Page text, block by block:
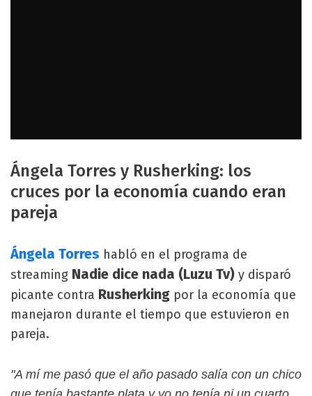
Ángela Torres y Rusherking: los
cruces por la economía cuando eran
pareja
Ángela Torres habló en el programa de
streaming Nadie dice nada (Luzu Tv) y disparó
picante contra Rusherking por la economía que
manejaron durante el tiempo que estuvieron en
pareja.
"A mí me pasó que el año pasado salía con un chico